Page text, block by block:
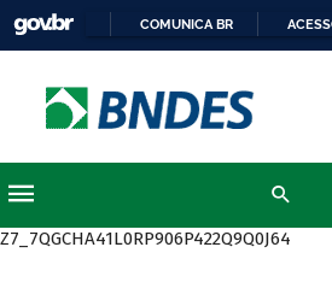
COMUNICA BR
Z7_7QGCHA41L0RP906P422Q9Q0J64